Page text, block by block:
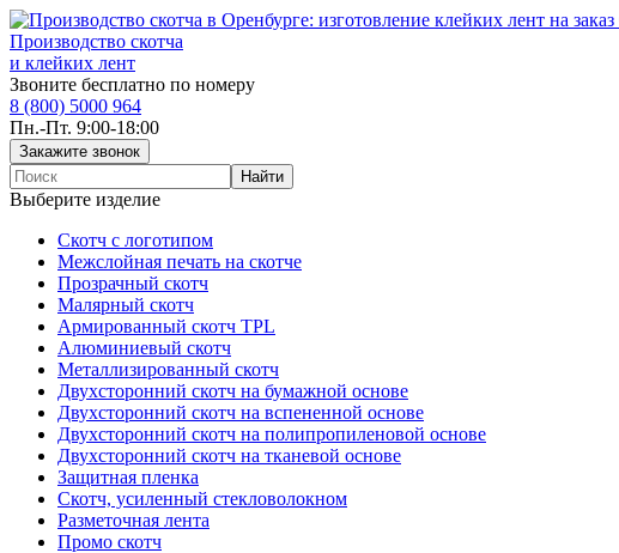
Производство скотча
и клейких лент
Звоните бесплатно по номеру
8 (800) 5000 964
Пн.-Пт. 9:00-18:00
Выберите изделие
Скотч с логотипом
Межслойная печать на скотче
Прозрачный скотч
Малярный скотч
Армированный скотч TPL
Алюминиевый скотч
Металлизированный скотч
Двухсторонний скотч на бумажной основе
Двухсторонний скотч на вспененной основе
Двухсторонний скотч на полипропиленовой основе
Двухсторонний скотч на тканевой основе
Защитная пленка
Скотч, усиленный стекловолокном
Разметочная лента
Промо скотч